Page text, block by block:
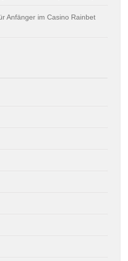
Anfänger im Casino Rainbet